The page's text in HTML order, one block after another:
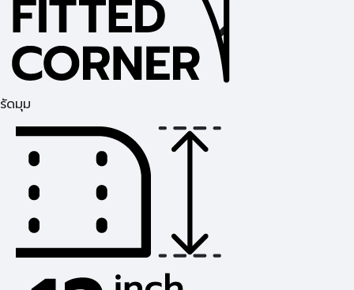
รัดมุม